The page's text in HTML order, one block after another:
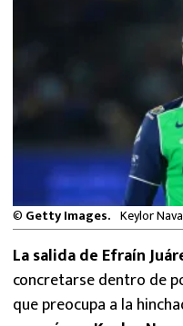
BOXEO
© Getty Images. Keylor
La salida de Efraín
concretarse dentro de
que preocupa a la